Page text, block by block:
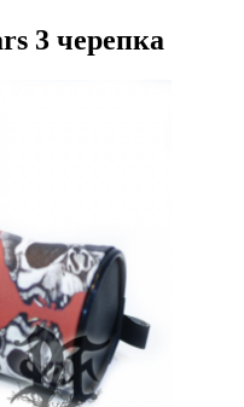
3 черепка